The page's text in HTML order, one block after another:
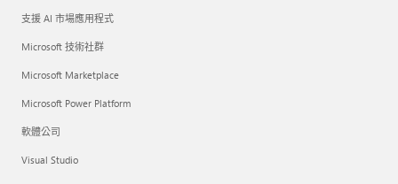
支援 AI 市場應用程式
Microsoft 技術社群
Microsoft Marketplace
Microsoft Power Platform
軟體公司
Visual Studio